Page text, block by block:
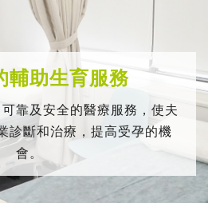
輔助生育服務
靠及安全的醫療服務，使夫
診斷和治療，提高受孕的機
會。